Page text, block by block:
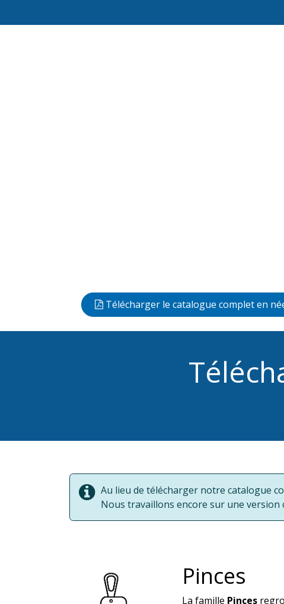
Télécharger le catalogue complet en
Au lieu de télécharger notre catalogue
Nous travaillons encore sur une
Pinces
La famille Pinces